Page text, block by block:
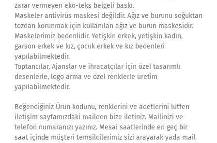
zarar vermeyen eko-teks belgeli baskı.
Maskeler antivirüs maskesi değildir. Ağız ve burunu soğuktan
tozdan korunmak için kullanılan ağız ve burun maskesidir.
Maskelerimiz bedenlidir. Yetişkin erkek, yetişkin kadın,
garson erkek ve kız, çocuk erkek ve kız bedenleri
yapılabilmektedir.
Toptancılar, Ajanslar ve ihracatçılar için özel tasarımlı
desenlerle, logo arma ve özel renklerle üretim
yapılabilmektedir.
Beğendiğiniz Ürün kodunu, renklerini ve adetlerini lütfen
iletişim sayfamızdaki mailden bize iletiniz. Mailinizi ve
telefon numaranızı yazınız. Mesai saatlerinde en geç bir
saat içinde müşteri temsilcilerimiz sizi arayarak yada mail